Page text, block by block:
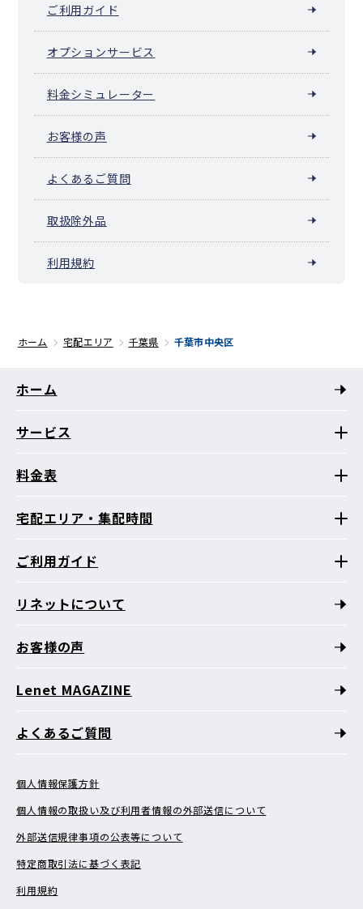
ご利用ガイド
オプションサービス
料金シミュレーター
お客様の声
よくあるご質問
取扱除外品
利用規約
ホーム 宅配エリア 千葉県 千葉市中央区
ホーム
サービス
料金表
宅配エリア・集配時間
ご利用ガイド
リネットについて
お客様の声
Lenet MAGAZINE
よくあるご質問
個人情報保護方針
個人情報の取扱い及び利用者情報の外部送信について
外部送信規律事項の公表等について
特定商取引法に基づく表記
利用規約